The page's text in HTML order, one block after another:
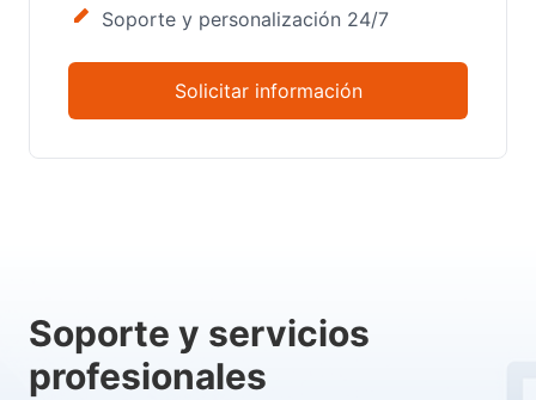
Soporte y personalización 24/7
Solicitar información
Soporte y servicios
profesionales